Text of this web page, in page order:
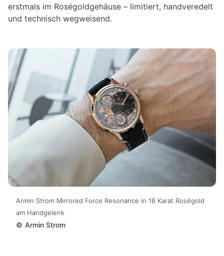
erstmals im Roségoldgehäuse – limitiert, handveredelt
und technisch wegweisend.
Armin Strom Mirrored Force Resonance in 18 Karat Roségold
am Handgelenk
© Armin Strom